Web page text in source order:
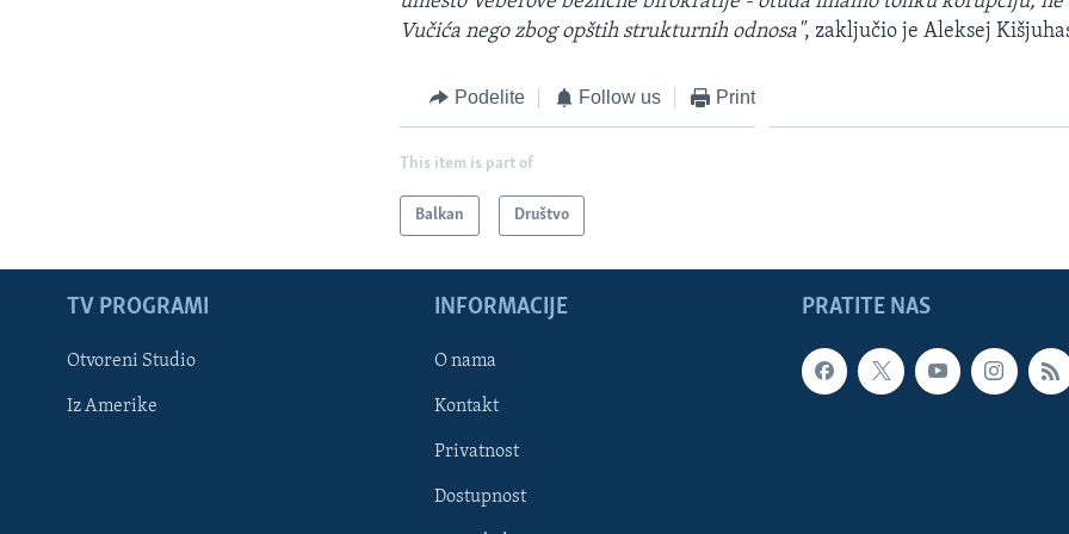
Vučića nego zbog opštih strukturnih odnosa", zaključio je Aleksej
Podelite Follow us Print
This item is part of
Balkan Društvo
PRATITE NAS
TV PROGRAMI
Otvoreni Studio
Iz Amerike
INFORMACIJE
O nama
Kontakt
Privatnost
Dostupnost